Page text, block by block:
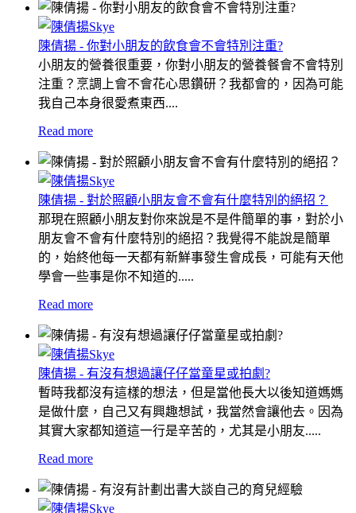
陳倩揚 - 你對小朋友的飲食會不會特別注重?
小朋友的營養很重要，你對小朋友的營養餐會不會特別
注重？烹調上會不會花心思鑽研？我都會的，因為可能
我自己本身很愛煮東西....
Read more
陳倩揚 - 對於照顧小朋友會不會有什麼特別的絕招？
那現在照顧小朋友對你來說是不是件簡單的事，對於小
朋友會不會有什麼特別的絕招？我覺得不能說是簡單
的，始終他每一天都有新鮮事發生會成長，可能有天他
學會一些事是你不知道的.....
Read more
陳倩揚 - 有沒有想過讓仔仔當童星或拍劇?
暫時我都沒有這樣的想法，但是當他長大以後知道媽媽
是做什麼，自己又有興趣想試，我當然會讓他去。因為
其實大家都知道這一行是辛苦的，尤其是小朋友.....
Read more